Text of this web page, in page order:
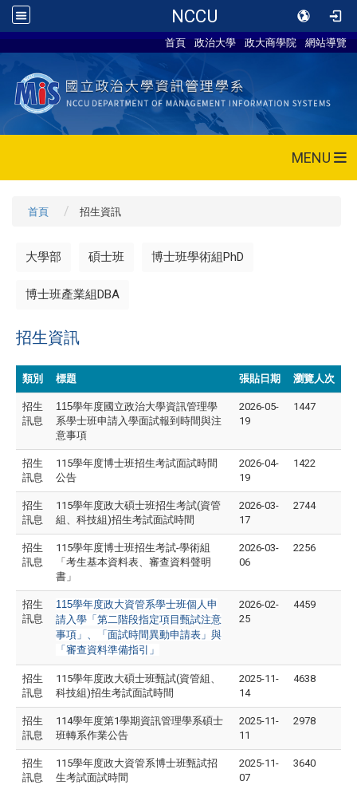
NCCU
首頁 政治大學 政大商學院 網站導覽
MENU
首頁 招生資訊
大學部 碩士班 博士班學術組PhD
博士班產業組DBA
招生資訊
類別 標題 張貼日期 瀏覽人次
招生
訊息
115學年度國立政治大學資訊管理學
系學士班申請入學面試報到時間與注
意事項
2026-05-
19
1447
招生
訊息
115學年度博士班招生考試面試時間
公告
2026-04-
19
1422
招生
訊息
115學年度政大碩士班招生考試(資管
組、科技組)招生考試面試時間
2026-03-
17
2744
招生
訊息
115學年度博士班招生考試-學術組
「考生基本資料表、審查資料聲明
書」
2026-03-
06
2256
招生
訊息
115學年度政大資管系學士班個人申
請入學「第二階段指定項目甄試注意
事項」、「面試時間異動申請表」與
「審查資料準備指引」
2026-02-
25
4459
招生
訊息
115學年度政大碩士班甄試(資管組、
科技組)招生考試面試時間
2025-11-
14
4638
招生
訊息
114學年度第1學期資訊管理學系碩士
班轉系作業公告
2025-11-
11
2978
招生
訊息
115學年度政大資管系博士班甄試招
生考試面試時間
2025-11-
07
3640